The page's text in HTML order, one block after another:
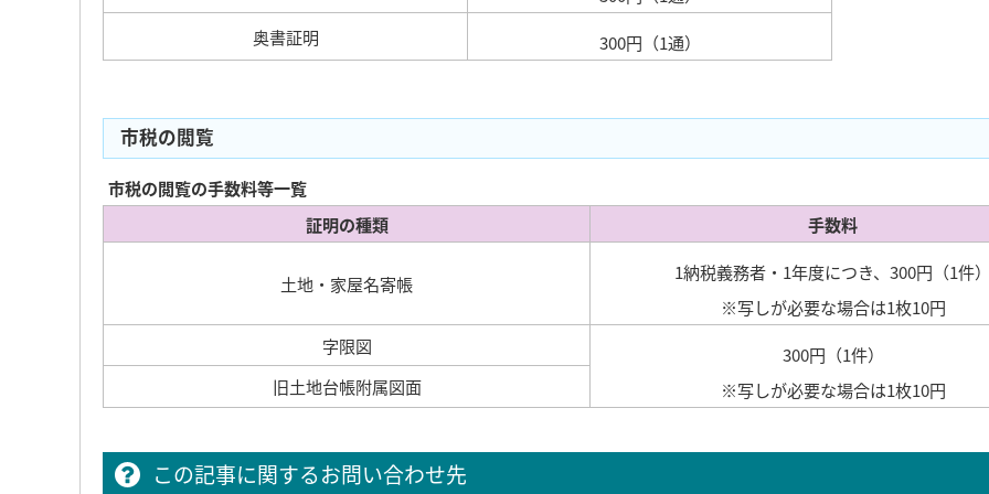
奥書証明
300円（1通）
市税の閲覧
市税の閲覧の手数料等一覧
証明の種類
手数料
土地・家屋名寄帳
1納税義務者・1年度につき、300円（1件
※写しが必要な場合は1枚10円
字限図
300円（1件）
※写しが必要な場合は1枚10円
旧土地台帳附属図面
この記事に関するお問い合わせ先